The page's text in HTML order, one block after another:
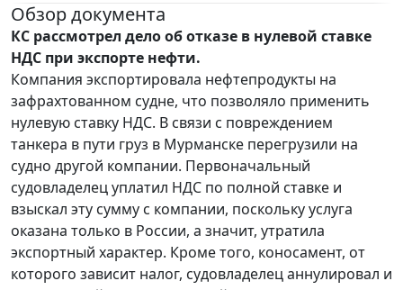
Обзор документа
КС рассмотрел дело об отказе в нулевой ставке
НДС при экспорте нефти.
Компания экспортировала нефтепродукты на
зафрахтованном судне, что позволяло применить
нулевую ставку НДС. В связи с повреждением
танкера в пути груз в Мурманске перегрузили на
судно другой компании. Первоначальный
судовладелец уплатил НДС по полной ставке и
взыскал эту сумму с компании, поскольку услуга
оказана только в России, а значит, утратила
экспортный характер. Кроме того, коносамент, от
которого зависит налог, судовладелец аннулировал и